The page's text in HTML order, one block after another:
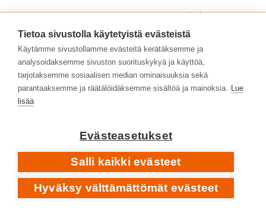
1970-luku 1980-luku
1990-luku2000-20092010-luku
2017 2020-luku2021 2022 2023
2025 albumit alternative rock debyyttialbumit folk rock hard rock
heavy metal
popmusiikki progeprogressiivinen rock
punk rock rap rock Ruotsi Suomisuomirock Svart
Records säveltäjät taidemusiikki Yhdysvallat
Tietoa sivustolla käytetyistä evästeistä
Käytämme sivustollamme evästeitä kerätäksemme ja
analysoidaksemme sivuston suorituskykyä ja käyttöä,
tarjotaksemme sosiaalisen median ominaisuuksia sekä
parantaaksemme ja räätälöidäksemme sisältöä ja mainoksia. Lue
lisää
Evästeasetukset
Salli kaikki evästeet
Hyväksy välttämättömät evästeet